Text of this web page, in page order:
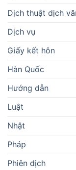
Dịch thuật dịch
Dịch vụ
Giấy kết hôn
Hàn Quốc
Hướng dẫn
Luật
Nhật
Pháp
Phiên dịch